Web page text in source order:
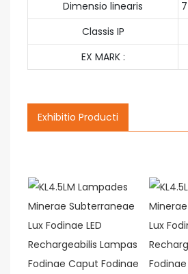
Dimensio linearis
Classis IP
EX MARK :
Exhibitio Producti